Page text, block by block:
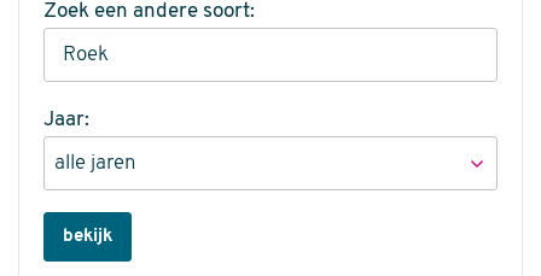
Zoek een andere soort:
Jaar:
bekijk